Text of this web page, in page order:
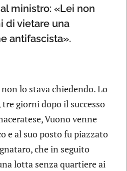
ministro: «Lei non
di vietare una
antifascista».
lo stava chiedendo. Lo
giorni dopo il successo
Vuono venne
e al suo posto fu piazzato
che in seguito
lotta senza quartiere ai